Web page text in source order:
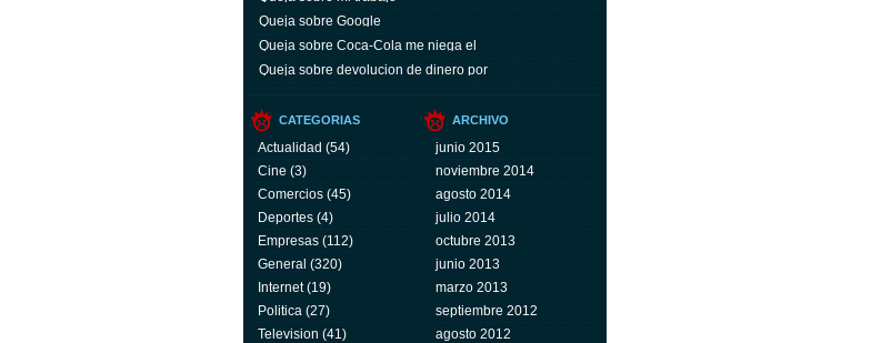
Queja sobre Google
Queja sobre Coca-Cola me niega el
servicio y facturas
Queja sobre devolucion de dinero por
CATEGORIAS ARCHIVO
Actualidad (54)
Cine (3)
Comercios (45)
Deportes (4)
Empresas (112)
General (320)
Internet(19)
Politica (27)
Television (41)
junio 2015
noviembre 2014
agosto 2014
julio 2014
octubre 2013
junio 2013
marzo 2013
septiembre 2012
agosto 2012